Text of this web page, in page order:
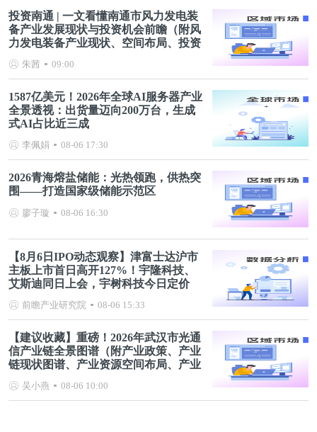
投资南通 | 一文看懂南通市风力发电装
备产业发展现状与投资机会前瞻（附风
力发电装备产业现状、空间布局、投资
朱茜 09:00
1587亿美元！2026年全球AI服务器产业
全景透视：出货量迈向200万台，生成
式AI占比近三成
李佩娟 08-06 17:30
2026青海熔盐储能：光热领跑，供热突
围——打造国家级储能示范区
廖子璇 08-06 16:30
【8月6日IPO动态观察】津富士达沪市
主板上市首日高开127%！宇隆科技、
艾斯迪同日上会，宇树科技今日定价
前瞻产业研究院 08-06 15:33
【建议收藏】重磅！2026年武汉市光通
信产业链全景图谱（附产业政策、产业
链现状图谱、产业资源空间布局、产业
吴小燕 08-06 10:00